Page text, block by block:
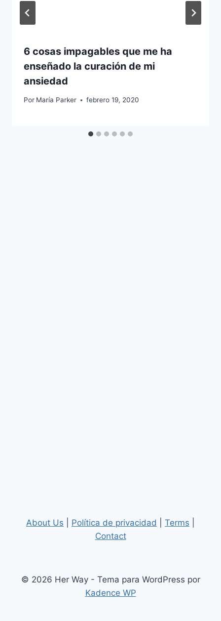
6 cosas impagables que me ha
enseñado la curación de mi
ansiedad
Por María Parker febrero 19, 2020
About Us Política de privacidad Terms
Contact
© 2026 Her Way - Tema para WordPress por
Kadence WP